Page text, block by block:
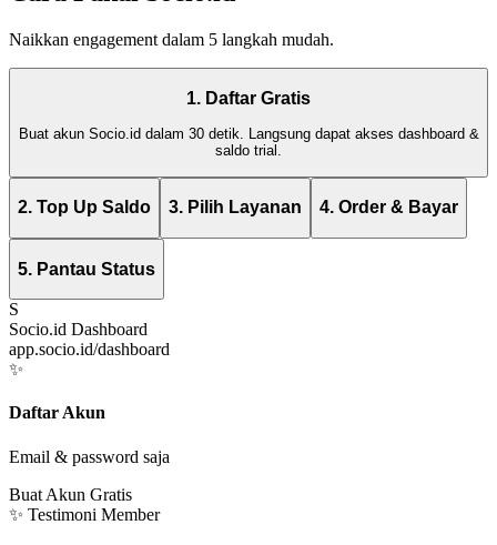
Naikkan engagement dalam 5 langkah mudah.
1. Daftar Gratis
Buat akun Socio.id dalam 30 detik. Langsung dapat akses dashboard &
saldo trial.
2. Top Up Saldo 3. Pilih Layanan 4. Order & Bayar
5. Pantau Status
S
Socio.id Dashboard
app.socio.id/dashboard
✨
Daftar Akun
Email & password saja
Buat Akun Gratis
✨ Testimoni Member